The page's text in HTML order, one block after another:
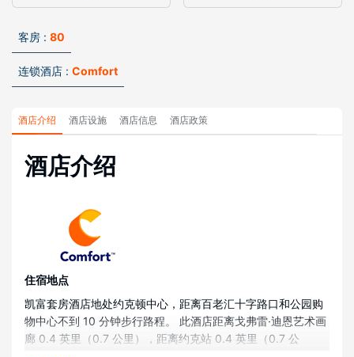
客房 : 80
连锁酒店 : Comfort
酒店介绍 酒店设施 酒店信息 酒店政策
酒店介绍
住宿地点
凯富套房酒店地处约克顿中心，距离百老汇十字路口和公园购
物中心不到 10 分钟步行路程。 此酒店距离戈弗雷·迪恩艺术画
廊 0.4 英里（0.7 公里），距离约克站 0.4 英里（0.7 公